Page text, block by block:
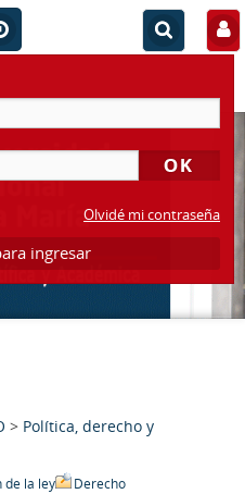
Olvidé mi contraseña
ingresar
> Política, derecho y
de la ley Derecho